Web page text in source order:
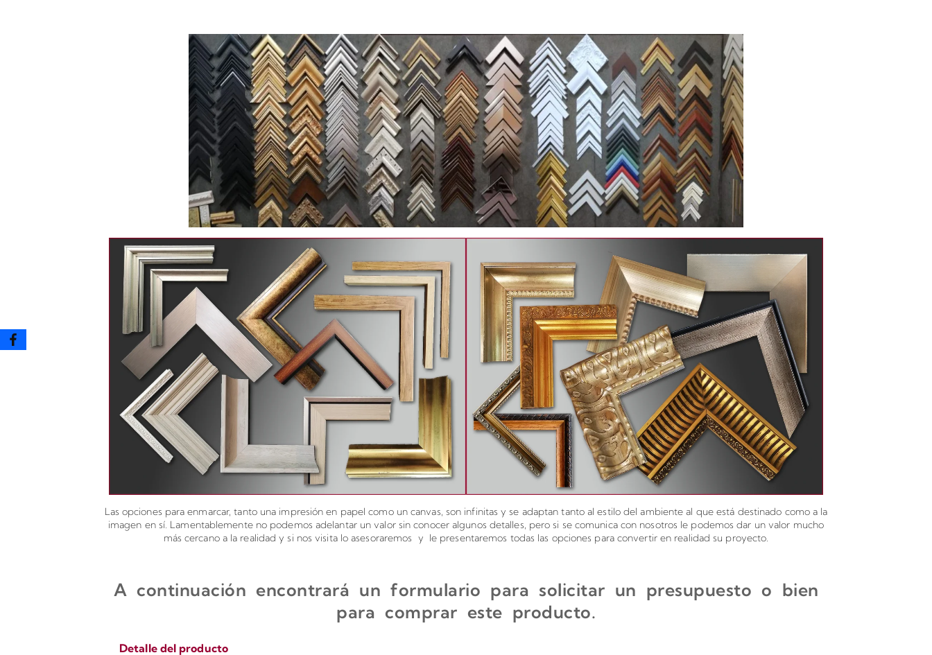
Las opciones para enmarcar, tanto una impresión en papel como un canvas, son infinitas y se adaptan tanto al estilo del ambiente al que está destinado como a la
imagen en sí. Lamentablemente no podemos adelantar un valor sin conocer algunos detalles, pero si se comunica con nosotros le podemos dar un valor mucho
más cercano a la realidad y si nos visita lo asesoraremos y le presentaremos todas las opciones para convertir en realidad su proyecto.
A continuación encontrará un formulario para solicitar un presupuesto o bien
para comprar este producto.
Detalle del producto